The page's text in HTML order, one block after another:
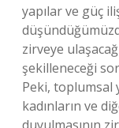
yapılar ve güç
zirveye
şekilleneceği
Peki, toplumsal
kadınların ve